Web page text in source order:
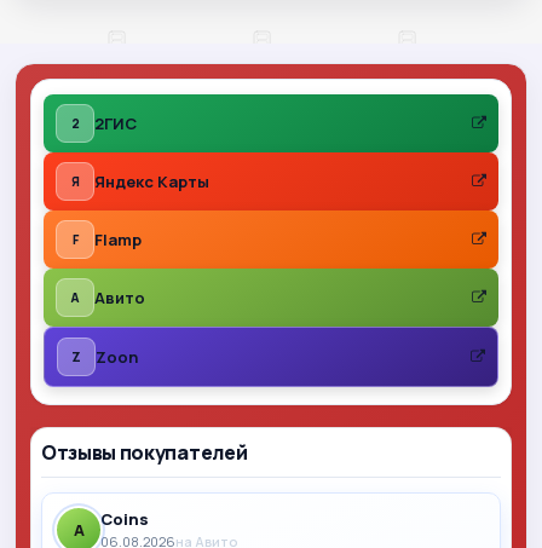
Отзывы покупателей
A Coins
06.08.2026на Авито
2 2ГИС
Я Яндекс Карты
F Flamp
A Авито
Z Zoon